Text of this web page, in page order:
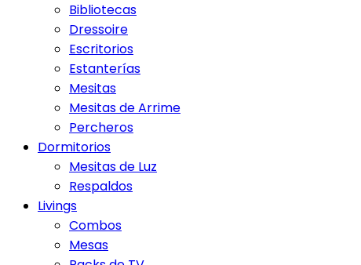
Bibliotecas
Dressoire
Escritorios
Estanterías
Mesitas
Mesitas de Arrime
Percheros
Dormitorios
Mesitas de Luz
Respaldos
Livings
Combos
Mesas